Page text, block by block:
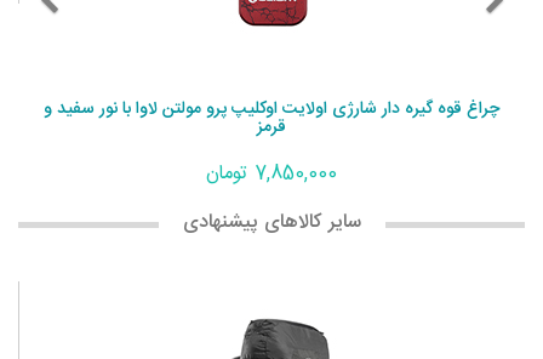
چراغ قوه گیره دار شارژی اولایت اوکلیپ پرو مولتن لاوا با نور سفید و
قرمز
7,850,000 تومان
سایر کالاهای پیشنهادی